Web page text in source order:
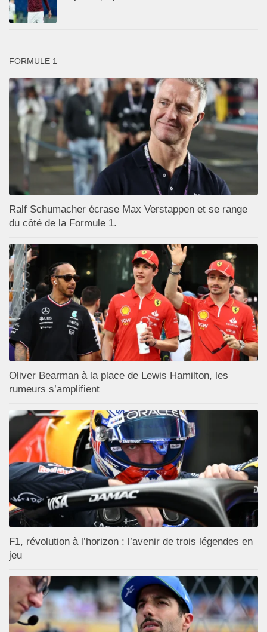
FORMULE 1
Ralf Schumacher écrase Max Verstappen et se range
du côté de la Formule 1.
Oliver Bearman à la place de Lewis Hamilton, les
rumeurs s’amplifient
F1, révolution à l’horizon : l’avenir de trois légendes en
jeu